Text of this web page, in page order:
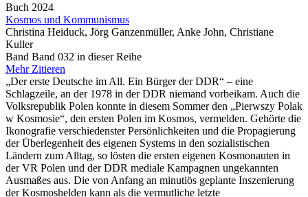
Buch 2024
Kosmos und Kommunismus
Christina Heiduck, Jörg Ganzenmüller, Anke John, Christiane
Kuller
Band Band 032 in dieser Reihe
Mehr Zitieren
„Der erste Deutsche im All. Ein Bürger der DDR“ – eine
Schlagzeile, an der 1978 in der DDR niemand vorbeikam. Auch die
Volksrepublik Polen konnte in diesem Sommer den „Pierwszy Polak
w Kosmosie“, den ersten Polen im Kosmos, vermelden. Gehörte die
Ikonografie verschiedenster Persönlichkeiten und die Propagierung
der Überlegenheit des eigenen Systems in den sozialistischen
Ländern zum Alltag, so lösten die ersten eigenen Kosmonauten in
der VR Polen und der DDR mediale Kampagnen ungekannten
Ausmaßes aus. Die von Anfang an minutiös geplante Inszenierung
der Kosmoshelden kann als die vermutliche letzte